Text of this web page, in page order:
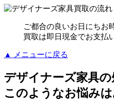
ご都合の良いお日にちお
買取は即日現金でお支払
▲ メニューに戻る
デザイナーズ家具の
このようなお悩み